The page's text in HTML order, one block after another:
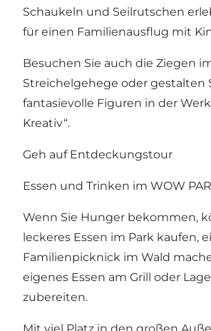
Schaukeln und Seilrutschen
für einen Familienausflug mit
Besuchen Sie auch die Ziegen
Streichelgehege oder gestalten
fantasievolle Figuren in der
Kreativ“.
Geh auf Entdeckungstour
Essen und Trinken im WOW
Wenn Sie Hunger bekommen,
leckeres Essen im Park kaufen,
Familienpicknick im Wald
eigenes Essen am Grill oder
zubereiten.